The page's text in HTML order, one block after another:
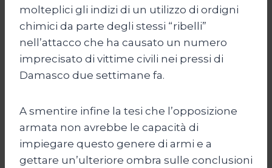
molteplici gli indizi di un utilizzo di ordigni
chimici da parte degli stessi “ribelli”
nell’attacco che ha causato un numero
imprecisato di vittime civili nei pressi di
Damasco due settimane fa.
A smentire infine la tesi che l’opposizione
armata non avrebbe le capacità di
impiegare questo genere di armi e a
gettare un’ulteriore ombra sulle conclusioni